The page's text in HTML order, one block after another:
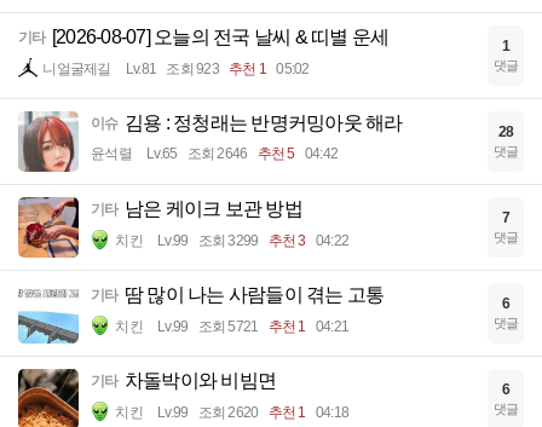
기타 [2026-08-07] 오늘의 전국 날씨 & 띠별 운세
니얼굴제길 Lv.81 조회 923 추천 1 05:02
1
댓글
이슈 김용 : 정청래는 반명커밍아웃 해라
윤석렬 Lv.65 조회 2646 추천 5 04:42
28
댓글
기타 남은 케이크 보관 방법
치킨 Lv.99 조회 3299 추천 3 04:22
7
댓글
기타 땀 많이 나는 사람들이 겪는 고통
치킨 Lv.99 조회 5721 추천 1 04:21
6
댓글
기타 차돌박이와 비빔면
치킨 Lv.99 조회 2620 추천 1 04:18
6
댓글